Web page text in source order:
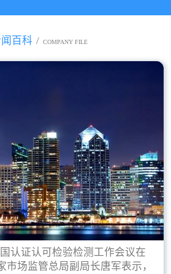
百科 / COMPANY FILE
认证认可检验检测工作会议在
市场监管总局副局长唐军表示，